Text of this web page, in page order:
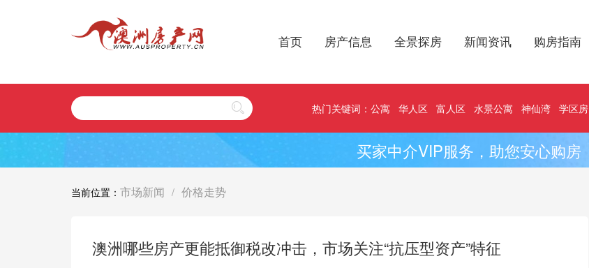
首页 房产信息 全景探房 新闻资讯 购房指南
热门关键词： 公寓 华人区 富人区 水景公寓 神仙湾 学区房
买家中介VIP服务，助您安心购房
当前位置： 市场新闻 / 价格走势
澳洲哪些房产更能抵御税改冲击，市场关注“抗压型资产”特征